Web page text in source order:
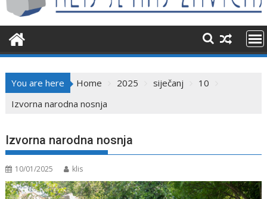
You are here Home 2025 siječanj
10
Izvorna narodna nosnja
Izvorna narodna nosnja
10/01/2025 klis